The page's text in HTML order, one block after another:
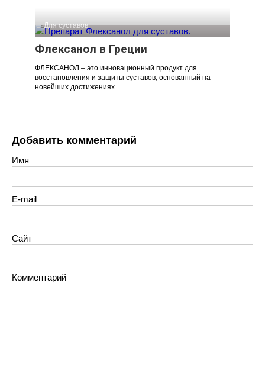
Для суставов
Флексанол в Греции
ФЛЕКСАНОЛ – это инновационный продукт для
восстановления и защиты суставов, основанный на
новейших достижениях
Добавить комментарий
Имя
E-mail
Сайт
Комментарий